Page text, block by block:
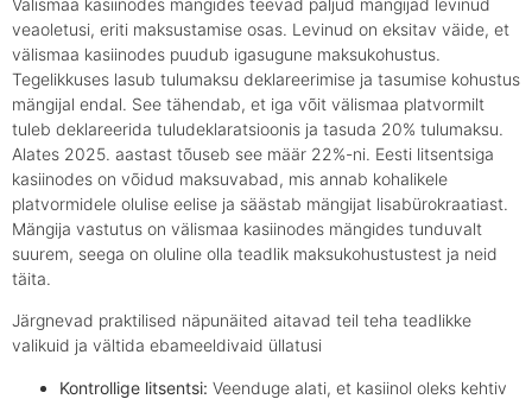
veaoletusi, eriti maksustamise osas. Levinud on eksitav väide, et
välismaa kasiinodes puudub igasugune maksukohustus.
Tegelikkuses lasub tulumaksu deklareerimise ja tasumise kohustus
mängijal endal. See tähendab, et iga võit välismaa platvormilt
tuleb deklareerida tuludeklaratsioonis ja tasuda 20% tulumaksu.
Alates 2025. aastast tõuseb see määr 22%-ni. Eesti litsentsiga
kasiinodes on võidud maksuvabad, mis annab kohalikele
platvormidele olulise eelise ja säästab mängijat lisabürokraatiast.
Mängija vastutus on välismaa kasiinodes mängides tunduvalt
suurem, seega on oluline olla teadlik maksukohustustest ja neid
täita.
Järgnevad praktilised näpunäited aitavad teil teha teadlikke
valikuid ja vältida ebameeldivaid üllatusi
Kontrollige litsentsi: Veenduge alati, et kasiinol oleks kehtiv